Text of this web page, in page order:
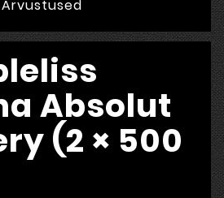
Arvustused
Absolut
(2 × 500